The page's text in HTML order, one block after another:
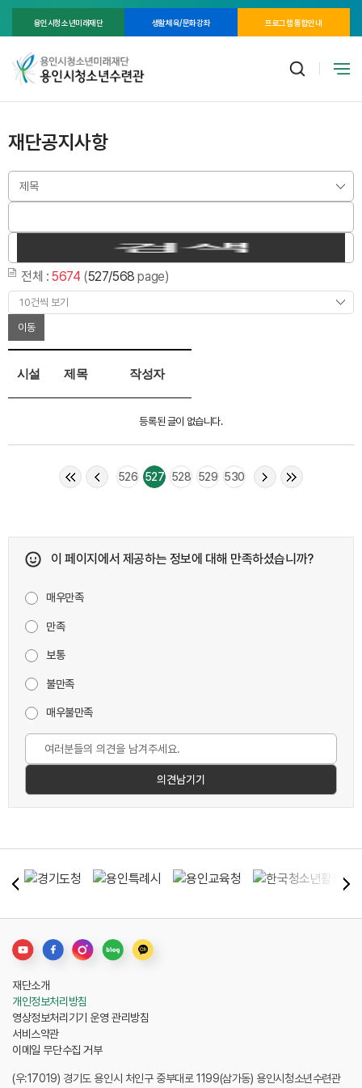
용인시청소년미래재단 생활체육/문화강좌 프로그램 통합안내
재단공지사항
전체 : 5674 (527/568 page)
이동
시설 제목 작성자
등록된 글이 없습니다.
526 527 528 529 530
이 페이지에서 제공하는 정보에 대해 만족하셨습니까?
매우만족
만족
보통
불만족
매우불만족
(우:17019) 경기도 용인시 처인구 중부대로 1199(삼가동) 용인시청소년수련관
재단소개
개인정보처리방침
영상정보처리기기 운영 관리방침
서비스약관
이메일 무단수집 거부